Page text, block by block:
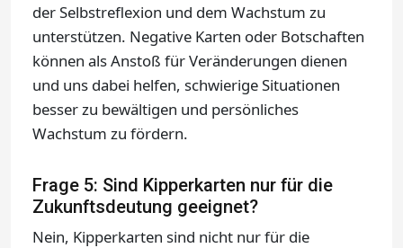
der Selbstreflexion und dem Wachstum zu
unterstützen. Negative Karten oder Botschaften
können als Anstoß für Veränderungen dienen
und uns dabei helfen, schwierige Situationen
besser zu bewältigen und persönliches
Wachstum zu fördern.
Frage 5: Sind Kipperkarten nur für die
Zukunftsdeutung geeignet?
Nein, Kipperkarten sind nicht nur für die